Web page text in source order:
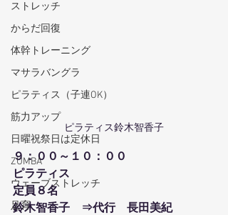
ストレッチ
からだ回復
体幹トレーニング
マサラバングラ
ピラティス（子連OK）
筋力アップ
日曜祝祭日は定休日
ZUMBA
ウェーブストレッチ
足育
ピラティス鈴木智香子
９：００～１０：００
ピラティス
定員８名
鈴木智香子　⇒代行　長田美紀